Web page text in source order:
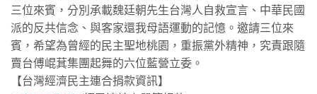
三位來賓，分別承載魏廷朝先生台灣人自救宣言、中華民國
派的反共信念、與客家還我母語運動的記憶。邀請三位來
賓，希望為曾經的民主聖地桃園，重振黨外精神，究責跟隨
賣台傅崐萁集團起舞的六位藍營立委。
【台灣經濟民主連合捐款資訊】